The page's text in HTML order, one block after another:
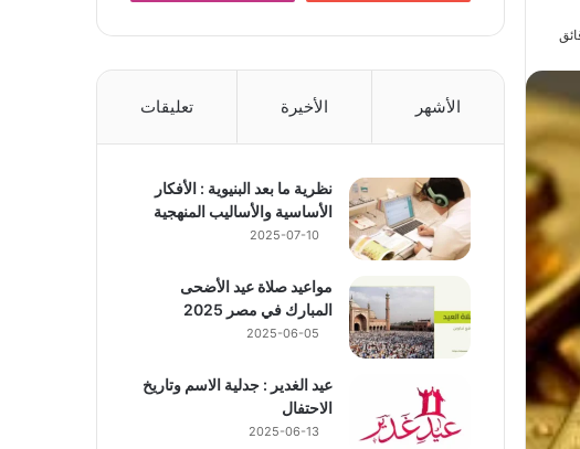
الأشهر الأخيرة تعليقات
نظرية ما بعد البنيوية : الأفكار
الأساسية والأساليب المنهجية
2025-07-10
مواعيد صلاة عيد الأضحى
المبارك في مصر 2025
2025-06-05
عيد الغدير : جدلية الاسم وتاريخ
الاحتفال
2025-06-13